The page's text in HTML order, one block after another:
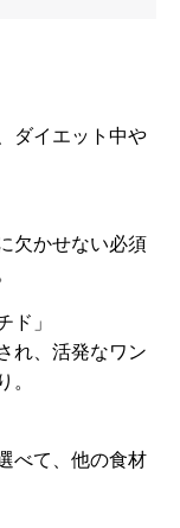
ダイエット中や
欠かせない必須
ド」
れ、活発なワン
。
べて、他の食材